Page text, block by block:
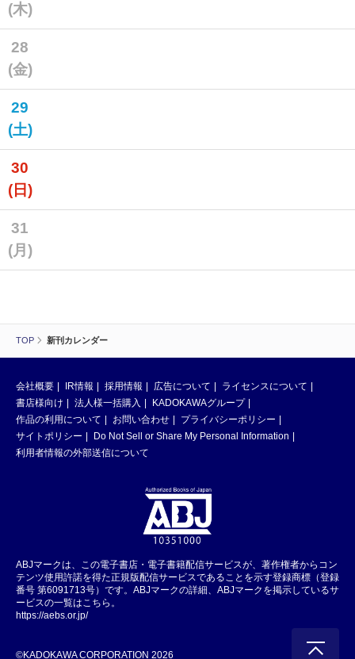
TOP 新刊カレンダー
(木)
28
(金)
29
(土)
30
(日)
31
(月)
会社概要 IR情報 採用情報 広告について
ライセンスについて
書店様向け
法人様一括購入
KADOKAWAグループ
作品の利用について
お問い合わせ
プライバシーポリシー
サイトポリシー
Do Not Sell or Share My Personal Information
利用者情報の外部送信について
ABJマークは、この電子書店・電子書籍配信サービスが、著作権者からコン
テンツ使用許諾を得た正規版配信サービスであることを示す登録商標（登録
番号 第6091713号）です。ABJマークの詳細、ABJマークを掲示しているサ
ービスの一覧はこちら。
https://aebs.or.jp/
©KADOKAWA CORPORATION 2026